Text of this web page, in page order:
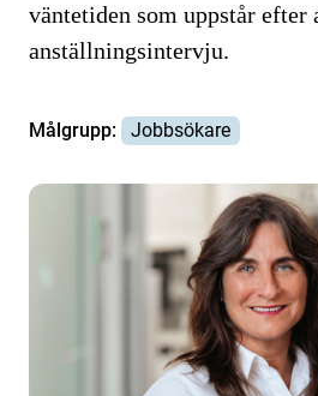
väntetiden som uppstår efter
anställningsintervju.
Målgrupp: Jobbsökare